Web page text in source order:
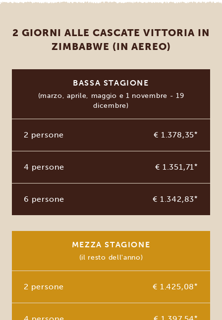
2 GIORNI ALLE CASCATE VITTORIA IN
ZIMBABWE (IN AEREO)
BASSA STAGIONE
(marzo, aprile, maggio e 1 novembre - 19
dicembre)
2 persone € 1.378,35*
4 persone € 1.351,71*
6 persone € 1.342,83*
MEZZA STAGIONE
(il resto dell'anno)
2 persone € 1.425,08*
*